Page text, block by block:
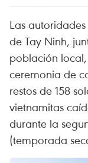
Las
de Tay Ninh,
población
ceremonia de
restos de 158
vietnamitas
durante la
(temporada